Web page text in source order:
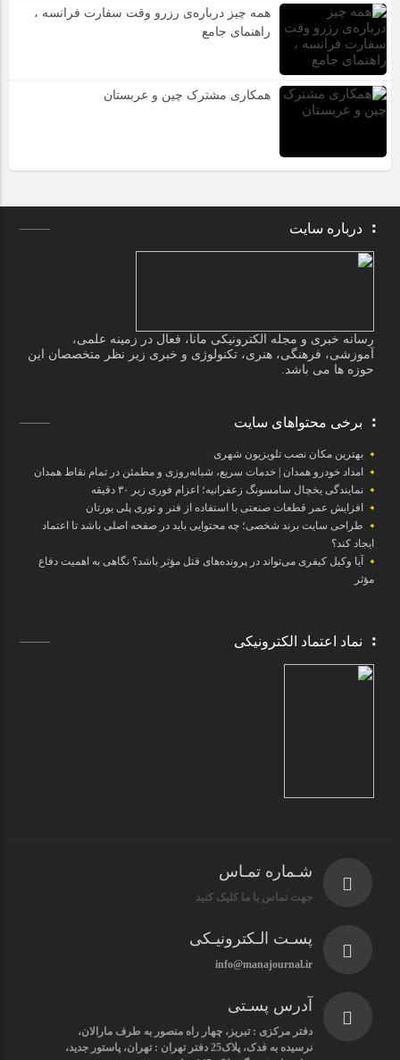
همه چیز درباره‌ی رزرو وقت سفارت فرانسه ،
راهنمای جامع
همکاری مشترک چین و عربستان
درباره سایت
رسانه خبری و مجله الکترونیکی مانا، فعال در زمینه علمی،
آموزشی، فرهنگی، هنری، تکنولوژی و خبری زیر نظر متخصصان این
حوزه ها می باشد.
برخی محتواهای سایت
بهترین مکان نصب تلویزیون شهری
امداد خودرو همدان | خدمات سریع، شبانه‌روزی و مطمئن در تمام نقاط همدان
نمایندگی یخچال سامسونگ زعفرانیه؛ اعزام فوری زیر ۳۰ دقیقه
افزایش عمر قطعات صنعتی با استفاده از فنر و توری پلی یورتان
طراحی سایت برند شخصی؛ چه محتوایی باید در صفحه اصلی باشد تا اعتماد
ایجاد کند؟
آیا وکیل کیفری می‌تواند در پرونده‌های قتل مؤثر باشد؟ نگاهی به اهمیت دفاع
مؤثر
نماد اعتماد الکترونیکی
شـماره تمـاس
جهت تماس با ما کلیک کنید
پسـت الـکترونیـکی
info@manajournal.ir
آدرس پسـتی
دفتر مرکزی : تبریز، چهار راه منصور به طرف مارالان،
نرسیده به فدک، پلاک25 دفتر تهران : تهران، پاستور جدید،